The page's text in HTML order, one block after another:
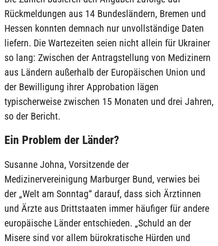
Rückmeldungen aus 14 Bundesländern, Bremen und
Hessen konnten demnach nur unvollständige Daten
liefern. Die Wartezeiten seien nicht allein für Ukrainer
so lang: Zwischen der Antragstellung von Medizinern
aus Ländern außerhalb der Europäischen Union und
der Bewilligung ihrer Approbation lägen
typischerweise zwischen 15 Monaten und drei Jahren,
so der Bericht.
Ein Problem der Länder?
Susanne Johna, Vorsitzende der
Medizinervereinigung Marburger Bund, verwies bei
der „Welt am Sonntag“ darauf, dass sich Ärztinnen
und Ärzte aus Drittstaaten immer häufiger für andere
europäische Länder entschieden. „Schuld an der
Misere sind vor allem bürokratische Hürden und